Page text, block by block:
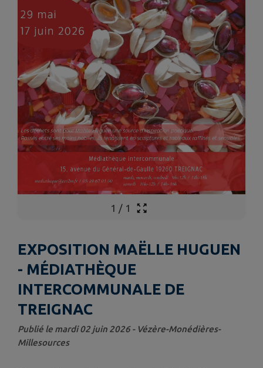
1 / 1
EXPOSITION MAËLLE HUGUEN
- MÉDIATHÈQUE
INTERCOMMUNALE DE
TREIGNAC
Publié le mardi 02 juin 2026 - Vézère-Monédières-
Millesources